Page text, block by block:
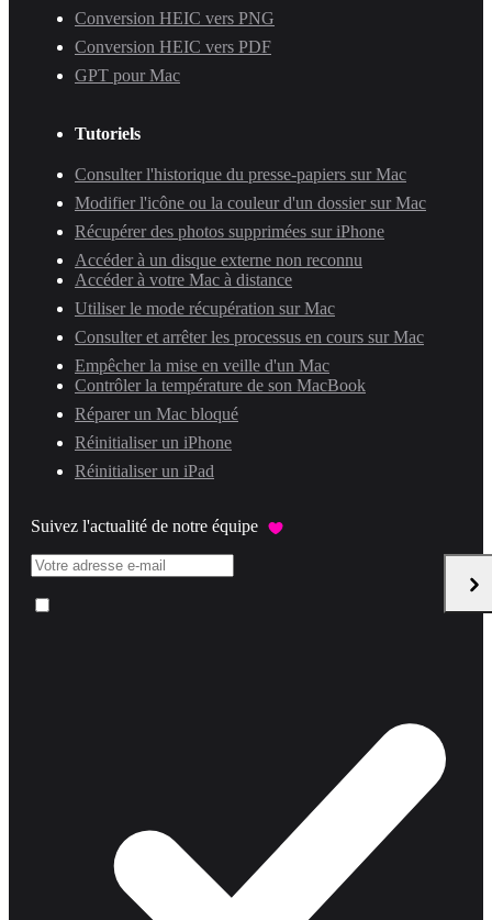
Conversion HEIC vers PNG
Conversion HEIC vers PDF
GPT pour Mac
Tutoriels
Consulter l'historique du presse-papiers sur Mac
Modifier l'icône ou la couleur d'un dossier sur Mac
Récupérer des photos supprimées sur iPhone
Accéder à un disque externe non reconnu
Accéder à votre Mac à distance
Utiliser le mode récupération sur Mac
Consulter et arrêter les processus en cours sur Mac
Empêcher la mise en veille d'un Mac
Contrôler la température de son MacBook
Réparer un Mac bloqué
Réinitialiser un iPhone
Réinitialiser un iPad
Suivez l'actualité de notre équipe